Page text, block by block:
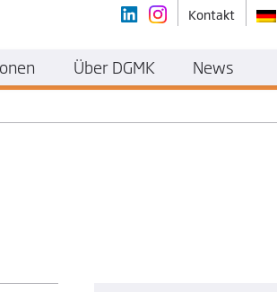
Kontakt
Über DGMK News